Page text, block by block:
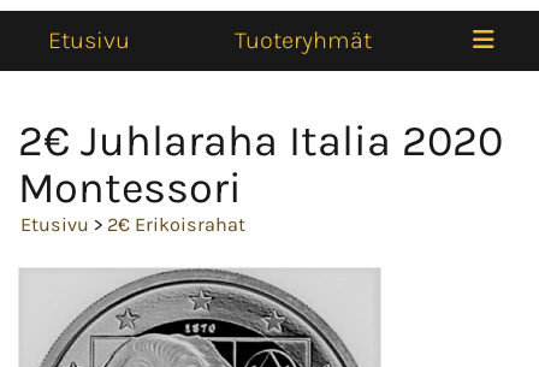
Etusivu Tuoteryhmät
2€ Juhlaraha Italia 2020
Montessori
Etusivu > 2€ Erikoisrahat